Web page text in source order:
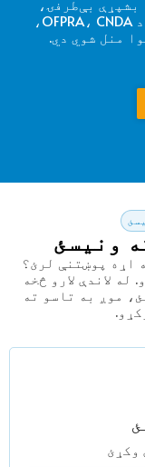
بې‌طرفۍ،
محرمیت او دقت سره ترسره کېږي او د OFPRA، CNDA،
منل شوي دي.
ونیسئ
اړه پوښتنې لرئ؟
لاندې لارو څخه
موږ به تاسو ته